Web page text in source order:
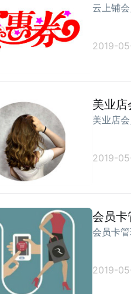
云上铺
2019-
美业店
美业店
2019-
会员卡
会员卡
2019-